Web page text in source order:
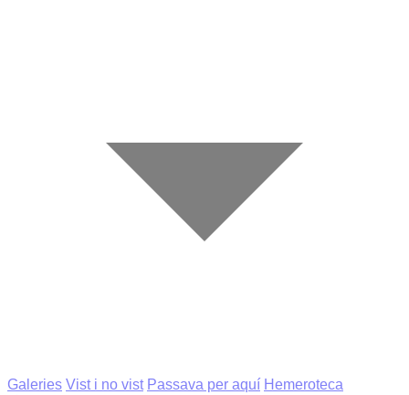
Galeries Vist i no vist Passava per aquí Hemeroteca